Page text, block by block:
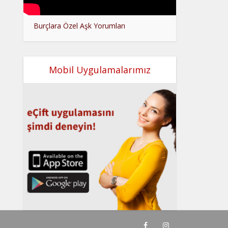
Burçlara Özel Aşk Yorumları
Mobil Uygulamalarımız